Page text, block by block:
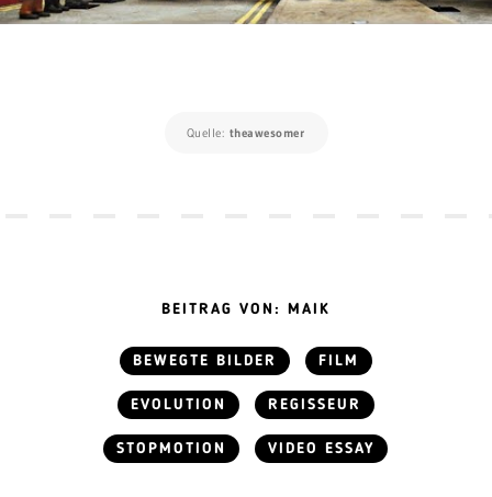
Quelle: theawesomer
BEITRAG VON: MAIK
BEWEGTE BILDER FILM
EVOLUTION REGISSEUR
STOPMOTION VIDEO ESSAY